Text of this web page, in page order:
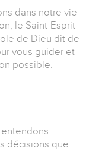
dans notre vie
le Saint-Esprit
de Dieu dit de
vous guider et
possible.
décisions que